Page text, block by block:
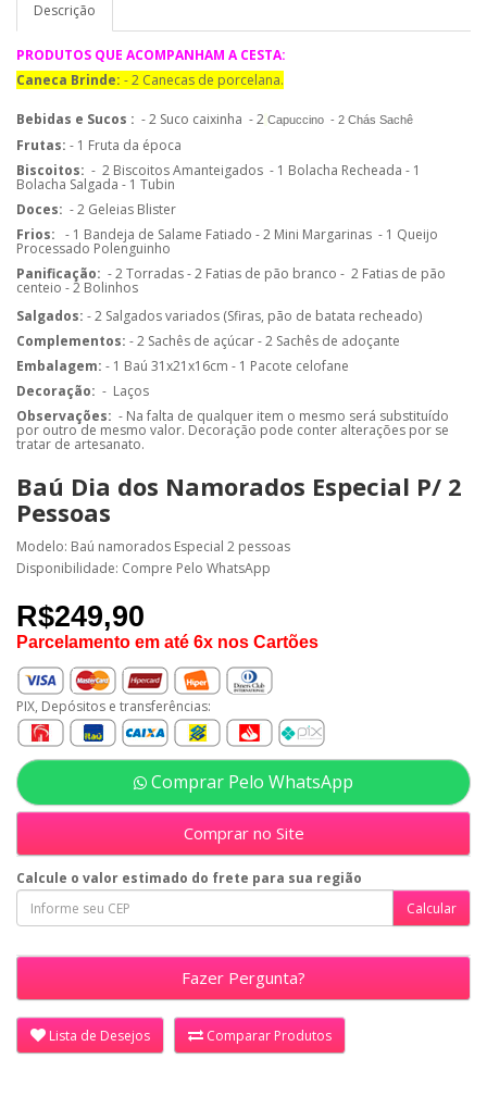
Descrição
PRODUTOS QUE ACOMPANHAM A CESTA:
Caneca Brinde: - 2 Canecas de porcelana.
Bebidas e Sucos : - 2 Suco caixinha - 2 Capuccino - 2 Chás Sachê
Frutas: - 1 Fruta da época
Biscoitos: - 2 Biscoitos Amanteigados - 1 Bolacha Recheada - 1
Bolacha Salgada - 1 Tubin
Doces: - 2 Geleias Blister
Frios: - 1 Bandeja de Salame Fatiado - 2 Mini Margarinas - 1 Queijo
Processado Polenguinho
Panificação: - 2 Torradas- 2 Fatias de pão branco - 2 Fatias de pão
centeio - 2 Bolinhos
Salgados: - 2 Salgados variados (Sfiras, pão de batata recheado)
Complementos: - 2 Sachês de açúcar - 2 Sachês de adoçante
Embalagem: - 1 Baú 31x21x16cm - 1 Pacote celofane
Decoração: - Laços
Observações: - Na falta de qualquer item o mesmo será substituído
por outro de mesmo valor. Decoração pode conter alterações por se
tratar de artesanato.
Baú Dia dos Namorados Especial P/ 2
Pessoas
Modelo: Baú namorados Especial 2 pessoas
Disponibilidade: Compre Pelo WhatsApp
R$249,90
Parcelamento em até 6x nos Cartões
PIX, Depósitos e transferências:
Comprar Pelo WhatsApp
Comprar no Site
Calcule o valor estimado do frete para sua região
Fazer Pergunta?
Lista de Desejos Comparar Produtos